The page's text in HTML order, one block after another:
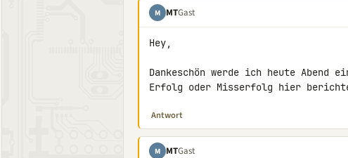
M MTGast
Hey,
Dankeschön werde ich heute Abend
Erfolg oder Misserfolg hier
Antwort
M MTGast